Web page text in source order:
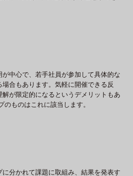
中心で、若手社員が参加して具体的な
合もあります。気軽に開催できる反
が限定的になるというデメリットもあ
のものはこれに該当します。
分かれて課題に取組み、結果を発表す